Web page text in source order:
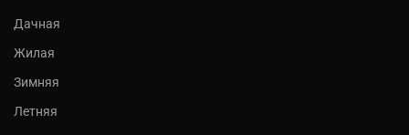
Дачная
Жилая
Зимняя
Летняя